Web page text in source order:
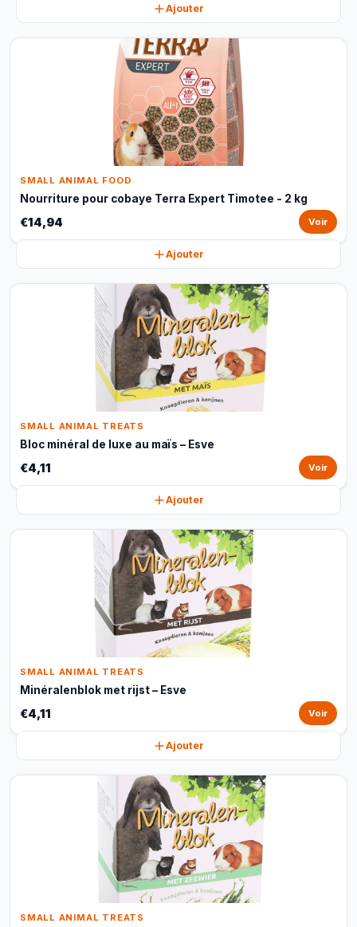
Ajouter
SMALL ANIMAL FOOD
Nourriture pour cobaye Terra Expert Timotee - 2 kg
€14,94 Voir
Ajouter
SMALL ANIMAL TREATS
Bloc minéral de luxe au maïs – Esve
€4,11 Voir
Ajouter
SMALL ANIMAL TREATS
Minéralenblok met rijst – Esve
€4,11 Voir
Ajouter
SMALL ANIMAL TREATS